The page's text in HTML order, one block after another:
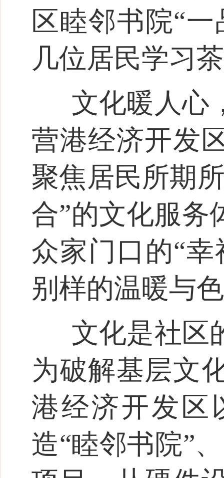
区睦邻书院“
几位居民学习
文化暖人心
营港经济开发
聚焦居民所期
合”的文化服务
众家门口的“
别样的温暖与
文化是社区
为破解基层文
港经济开发区
造“睦邻书院”